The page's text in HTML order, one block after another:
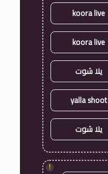
koora live
koora live
يلا شوت
yalla shoot
يلا شوت
!